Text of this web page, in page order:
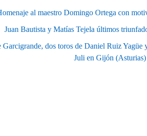
al maestro Domingo Ortega con
Juan Bautista y Matías Tejela últimos
Garcigrande, dos toros de Daniel Ruiz
Juli en Gijón (Asturias)